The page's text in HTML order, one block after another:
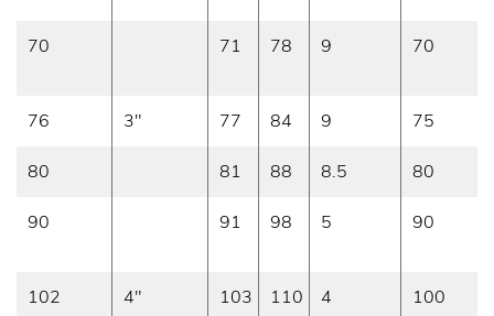
70 71 78 9 70
76 3" 77 84 9 75
80 81 88 8.5 80
90 91 98 5 90
102 4" 103 110 4 100